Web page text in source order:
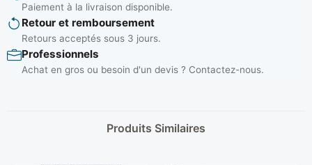
Paiement à la livraison disponible.
Retour et remboursement
Retours acceptés sous 3 jours.
Professionnels
Achat en gros ou besoin d'un devis ? Contactez-nous.
Produits Similaires